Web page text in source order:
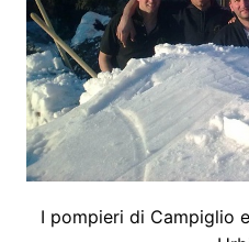
I pompieri di Campiglio